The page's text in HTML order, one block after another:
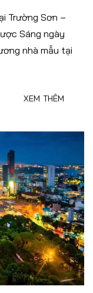
Trường Sơn –
Sáng ngày
nhà mẫu tại
XEM THÊM